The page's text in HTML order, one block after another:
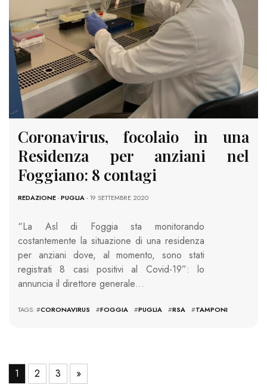
Coronavirus, focolaio in una
Residenza per anziani nel
Foggiano: 8 contagi
REDAZIONE-PUGLIA- 19 SETTEMBRE 2020
“La Asl di Foggia sta monitorando
costantemente la situazione di una residenza
per anziani dove, al momento, sono stati
registrati 8 casi positivi al Covid-19”: lo
annuncia il direttore generale…
TAGS: #CORONAVIRUS #FOGGIA #PUGLIA #RSA #TAMPONI
1 2 3 »